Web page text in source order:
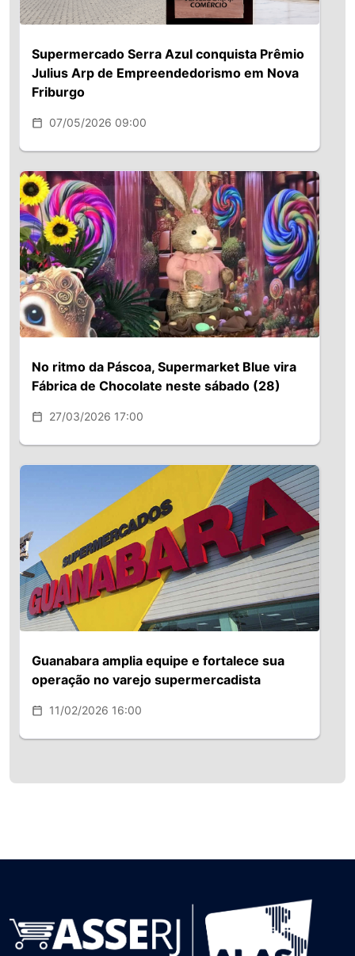
Supermercado Serra Azul conquista Prêmio
Julius Arp de Empreendedorismo em Nova
Friburgo
07/05/2026 09:00
No ritmo da Páscoa, Supermarket Blue vira
Fábrica de Chocolate neste sábado (28)
27/03/2026 17:00
Guanabara amplia equipe e fortalece sua
operação no varejo supermercadista
11/02/2026 16:00